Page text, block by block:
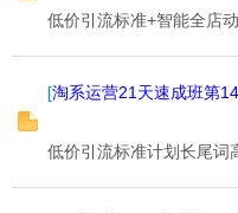
58
低价引流标准+智能全店动
[淘系运营21天速成班第
低价引流标准计划长尾词